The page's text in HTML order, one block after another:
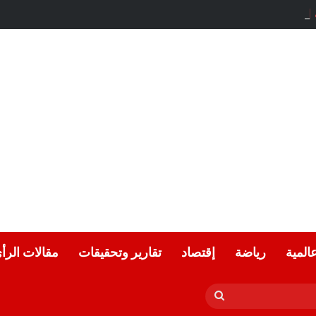
بقلم الأديب التونسي: معز ماني
رياضة إقتصاد تقارير وتحقيقات مقالات
بحث